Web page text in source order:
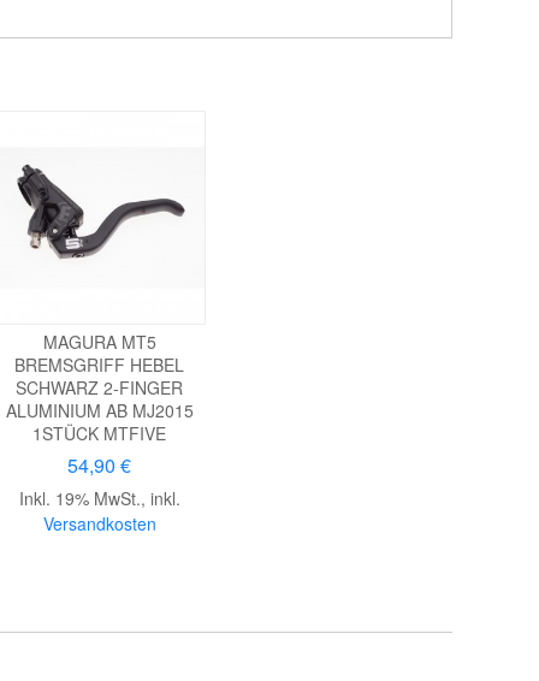
MAGURA MT5
BREMSGRIFF HEBEL
SCHWARZ 2-FINGER
ALUMINIUM AB MJ2015
1STÜCK MTFIVE
54,90 €
Inkl. 19% MwSt., inkl.
Versandkosten